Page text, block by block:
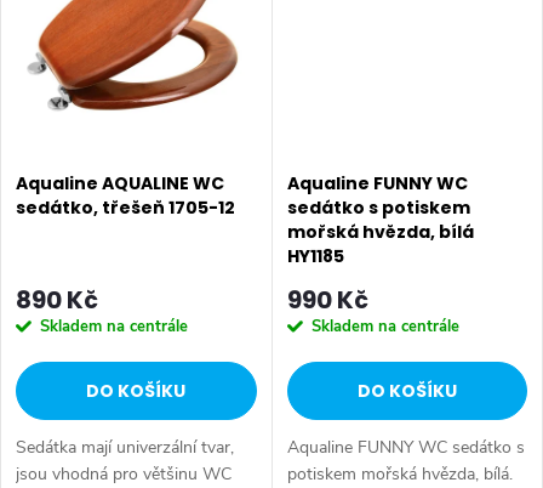
Aqualine AQUALINE WC
sedátko, třešeň 1705-12
890 Kč
Skladem na centrále
DO KOŠÍKU
Sedátka mají univerzální tvar,
jsou vhodná pro většinu WC
Aqualine FUNNY WC
sedátko s potiskem
mořská hvězda, bílá
HY1185
990 Kč
Skladem na centrále
DO KOŠÍKU
Aqualine FUNNY WC sedátko s
potiskem mořská hvězda, bílá.